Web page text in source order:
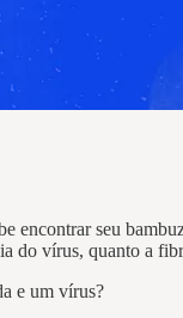
encontrar seu
do vírus, quanto a
e um vírus?